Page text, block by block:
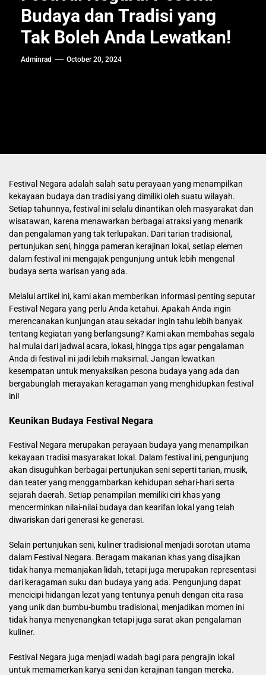
Budaya dan Tradisi yang
Tak Boleh Anda Lewatkan!
Adminrad October 20, 2024
Festival Negara adalah salah satu perayaan yang menampilkan
kekayaan budaya dan tradisi yang dimiliki oleh suatu wilayah.
Setiap tahunnya, festival ini selalu dinantikan oleh masyarakat dan
wisatawan, karena menawarkan berbagai atraksi yang menarik
dan pengalaman yang tak terlupakan. Dari tarian tradisional,
pertunjukan seni, hingga pameran kerajinan lokal, setiap elemen
dalam festival ini mengajak pengunjung untuk lebih mengenal
budaya serta warisan yang ada.
Melalui artikel ini, kami akan memberikan informasi penting seputar
Festival Negara yang perlu Anda ketahui. Apakah Anda ingin
merencanakan kunjungan atau sekadar ingin tahu lebih banyak
tentang kegiatan yang berlangsung? Kami akan membahas segala
hal mulai dari jadwal acara, lokasi, hingga tips agar pengalaman
Anda di festival ini jadi lebih maksimal. Jangan lewatkan
kesempatan untuk menyaksikan pesona budaya yang ada dan
bergabunglah merayakan keragaman yang menghidupkan festival
ini!
Keunikan Budaya Festival Negara
Festival Negara merupakan perayaan budaya yang menampilkan
kekayaan tradisi masyarakat lokal. Dalam festival ini, pengunjung
akan disuguhkan berbagai pertunjukan seni seperti tarian, musik,
dan teater yang menggambarkan kehidupan sehari-hari serta
sejarah daerah. Setiap penampilan memiliki ciri khas yang
mencerminkan nilai-nilai budaya dan kearifan lokal yang telah
diwariskan dari generasi ke generasi.
Selain pertunjukan seni, kuliner tradisional menjadi sorotan utama
dalam Festival Negara. Beragam makanan khas yang disajikan
tidak hanya memanjakan lidah, tetapi juga merupakan representasi
dari keragaman suku dan budaya yang ada. Pengunjung dapat
mencicipi hidangan lezat yang tentunya penuh dengan cita rasa
yang unik dan bumbu-bumbu tradisional, menjadikan momen ini
tidak hanya menyenangkan tetapi juga sarat akan pengalaman
kuliner.
Festival Negara juga menjadi wadah bagi para pengrajin lokal
untuk memamerkan karya seni dan kerajinan tangan mereka.